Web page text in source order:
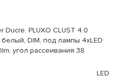
PLUXO CLUST 4.0
белый, DIM, под лампы 4xLED
угол рассеивания 38
LED